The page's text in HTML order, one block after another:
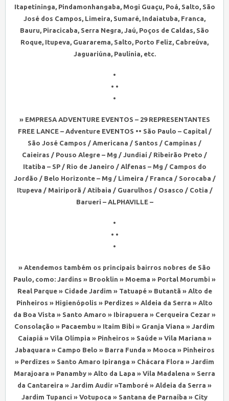
Itapetininga, Pindamonhangaba, Mogi Guaçu, Poá, Salto, São
José dos Campos, Limeira, Sumaré, Indaiatuba, Franca,
Bauru, Piracicaba, Serra Negra, Jaú, Poços de Caldas, São
Roque, Itupeva, Guararema, Salto, Porto Feliz, Cabreúva,
Jaguariúna, Paulínia, etc.
•
• •
•
» EMPRESA ADVENTURE EVENTOS – 29 REPRESENTANTES
FREE LANCE – Adventure EVENTOS •• São Paulo – Capital /
São José Campos / Americana / Santos / Campinas /
Caieiras / Pouso Alegre – Mg / Jundiaí / Ribeirão Preto /
Itatiba – SP / Rio de Janeiro / Alfenas – Mg / Campos do
Jordão / Belo Horizonte – Mg / Limeira / Franca / Sorocaba /
Itupeva / Mairiporã / Atibaia / Guarulhos / Osasco / Cotia /
Barueri – ALPHAVILLE –
•
• •
•
» Atendemos também os principais bairros nobres de São
Paulo, como: Jardins » Brooklin » Moema » Portal Morumbi »
Real Parque » Cidade Jardim » Tatuapé » Butantã » Alto de
Pinheiros » Higienópolis » Perdizes » Aldeia da Serra » Alto
da Boa Vista » Santo Amaro » Ibirapuera » Cerqueira Cezar »
Consolação » Pacaembu » Itaim Bibi » Granja Viana » Jardim
Caiapiá » Vila Olímpia » Pinheiros » Saúde » Vila Mariana »
Jabaquara » Campo Belo » Barra Funda » Mooca » Pinheiros
» Perdizes » Santo Amaro Ipiranga » Chácara Flora » Jardim
Marajoara » Panamby » Alto da Lapa » Vila Madalena » Serra
da Cantareira » Jardim Audir »Tamboré » Aldeia da Serra »
Jardim Tupanci » Votupoca » Santana de Parnaíba » City